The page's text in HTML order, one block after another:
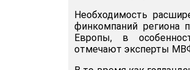
Необходимость
финкомпаний региона
Европы, в
отмечают эксперты